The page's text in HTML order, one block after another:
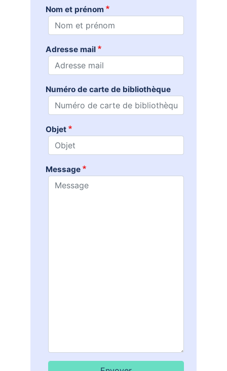
Nom et prénom
Adresse mail
Numéro de carte de bibliothèque
Objet
Message